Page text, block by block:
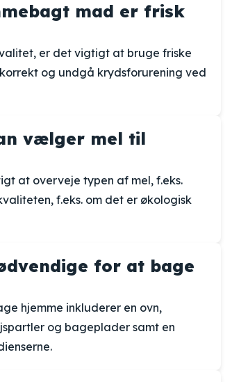
mad er frisk
er det vigtigt at bruge friske
og undgå krydsforurening ved
vælger mel til
at overveje typen af mel, f.eks.
f.eks. om det er økologisk
for at bage
hjemme inkluderer en ovn,
og bageplader samt en